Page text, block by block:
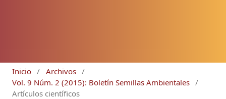
Inicio / Archivos /
Vol. 9 Núm. 2 (2015): Boletín Semillas Ambientales /
Artículos científicos